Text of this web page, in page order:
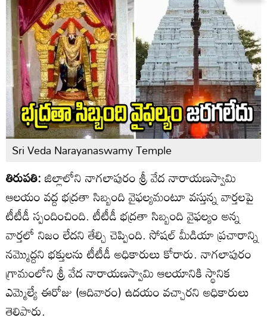
Sri Veda Narayanaswamy Temple
తిరుపతి:జిల్లాలోని నాగలాపురం శ్రీ వేద నారాయణస్వామి
ఆలయం వద్ద భద్రతా సిబ్బంది వైఫల్యమంటూ వస్తున్న వార్తలపై
టీటీడీ స్పందించింది. టీటీడీ భద్రతా సిబ్బంది వైఫల్యం అన్న
వార్తలో నిజం లేదని తేల్చి చెప్పింది. సోషల్ మీడియా ప్రచారాన్ని
నమ్మొద్దని భక్తులను టీటీడీ అధికారులు కోరారు. నాగలాపురం
గ్రామంలోని శ్రీ వేద నారాయణస్వామి ఆలయానికి స్థానిక
ఎమ్మెల్యే ఈరోజు (ఆదివారం) ఉదయం వచ్చారని అధికారులు
తెలిపారు.